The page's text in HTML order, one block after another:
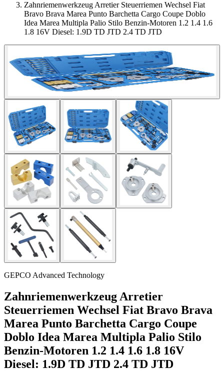
Zahnriemenwerkzeug Arretier Steuerriemen Wechsel Fiat
Bravo Brava Marea Punto Barchetta Cargo Coupe Doblo
Idea Marea Multipla Palio Stilo Benzin-Motoren 1.2 1.4 1.6
1.8 16V Diesel: 1.9D TD JTD 2.4 TD JTD
GEPCO Advanced Technology
Zahnriemenwerkzeug Arretier
Steuerriemen Wechsel Fiat Bravo Brava
Marea Punto Barchetta Cargo Coupe
Doblo Idea Marea Multipla Palio Stilo
Benzin-Motoren 1.2 1.4 1.6 1.8 16V
Diesel: 1.9D TD JTD 2.4 TD JTD